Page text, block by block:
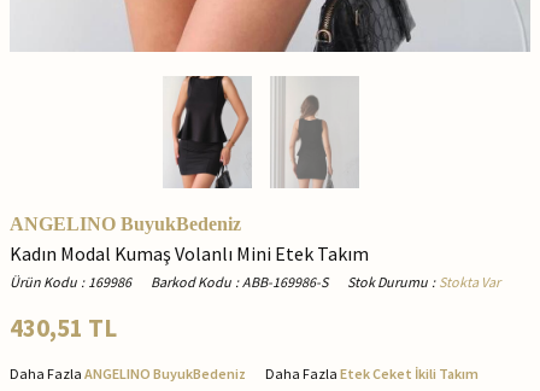
ANGELINO BuyukBedeniz
Kadın Modal Kumaş Volanlı Mini Etek Takım
Ürün Kodu : 169986 Barkod Kodu : ABB-169986-S Stok Durumu : Stokta Var
430,51 TL
Daha Fazla ANGELINO BuyukBedeniz Daha Fazla Etek Ceket İkili Takım